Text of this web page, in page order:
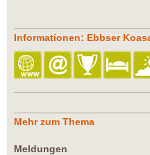
Informationen: Ebbser
Mehr zum Thema
Meldungen